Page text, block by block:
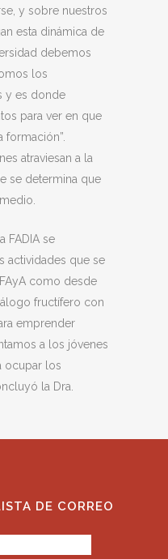
y sobre nuestros
esta dinámica de
debemos
los
y es donde
para ver en que
atraviesan a la
se determina que
FADIA se
actividades que se
como desde
fructífero con
emprender
a los jóvenes
ocupar los
la Dra.
DE CORREO